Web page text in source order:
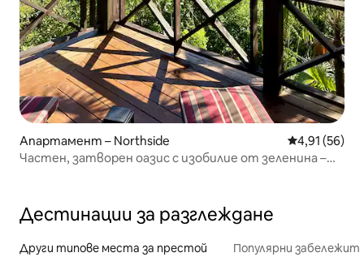
Апартамент – Northside Средна
4,91 (56)
Частен, затворен оазис с изобилие от зеленина –
Дестинации за разглеждане
Други типове места за престой Популярни